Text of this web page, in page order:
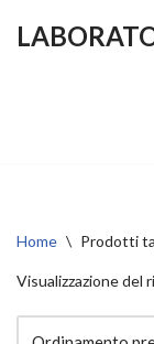
Home \ Prodotti
Visualizzazione del